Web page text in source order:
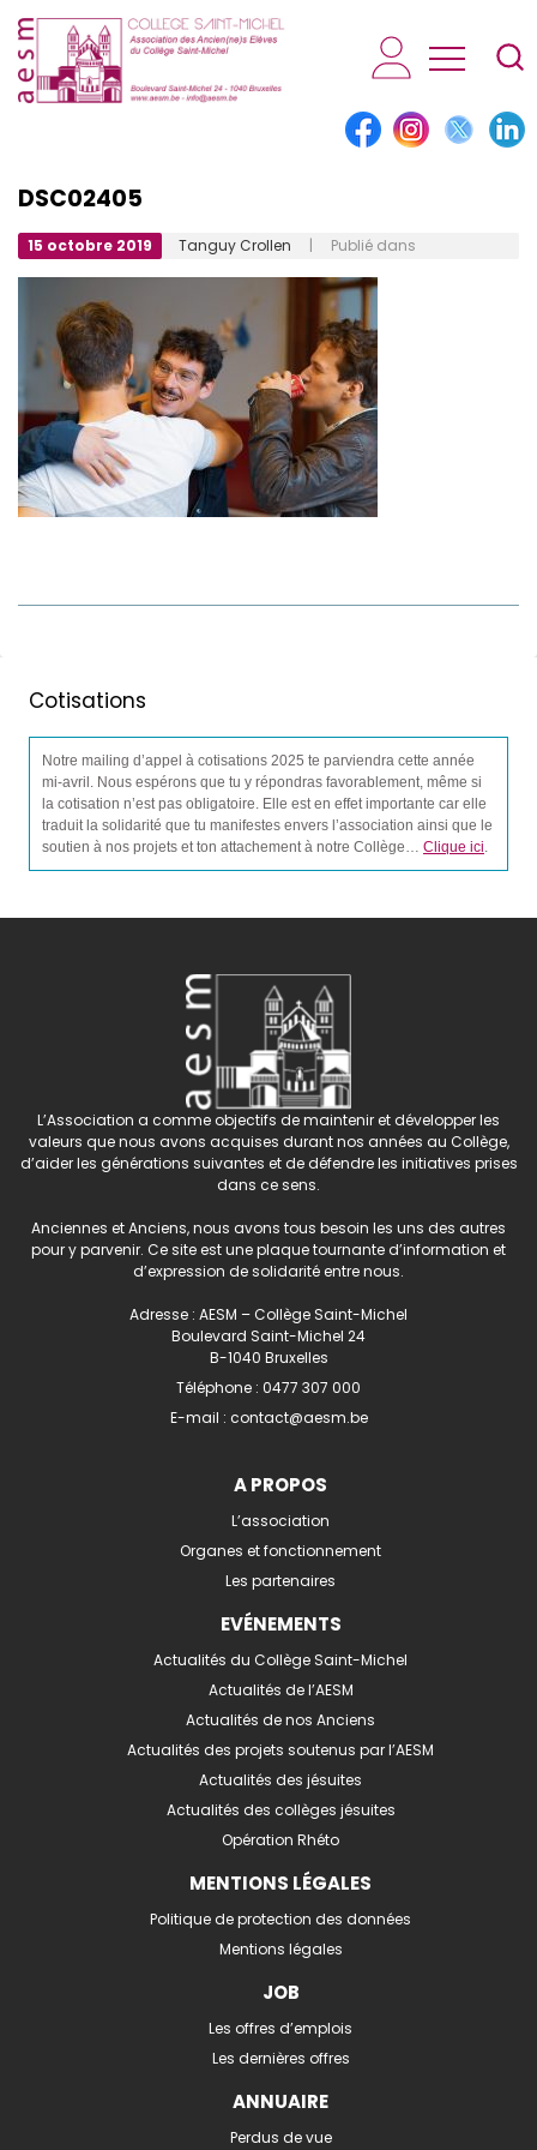
AESM...
DSC02405
15 octobre 2019 Tanguy Crollen | Publié dans
Cotisations
Notre mailing d’appel à cotisations 2025 te parviendra cette année
mi-avril. Nous espérons que tu y répondras favorablement, même si
la cotisation n’est pas obligatoire. Elle est en effet importante car elle
traduit la solidarité que tu manifestes envers l’association ainsi que le
soutien à nos projets et ton attachement à notre Collège… Clique ici.
L’Association a comme objectifs de maintenir et développer les
valeurs que nous avons acquises durant nos années au Collège,
d’aider les générations suivantes et de défendre les initiatives prises
dans ce sens.
Anciennes et Anciens, nous avons tous besoin les uns des autres
pour y parvenir. Ce site est une plaque tournante d’information et
d’expression de solidarité entre nous.
Adresse : AESM – Collège Saint-Michel
Boulevard Saint-Michel 24
B-1040 Bruxelles
Téléphone : 0477 307 000
E-mail : contact@aesm.be
A PROPOS
L’association
Organes et fonctionnement
Les partenaires
EVÉNEMENTS
Actualités du Collège Saint-Michel
Actualités de l’AESM
Actualités de nos Anciens
Actualités des projets soutenus par l’AESM
Actualités des jésuites
Actualités des collèges jésuites
Opération Rhéto
MENTIONS LÉGALES
Politique de protection des données
Mentions légales
JOB
Les offres d’emplois
Les dernières offres
ANNUAIRE
Perdus de vue